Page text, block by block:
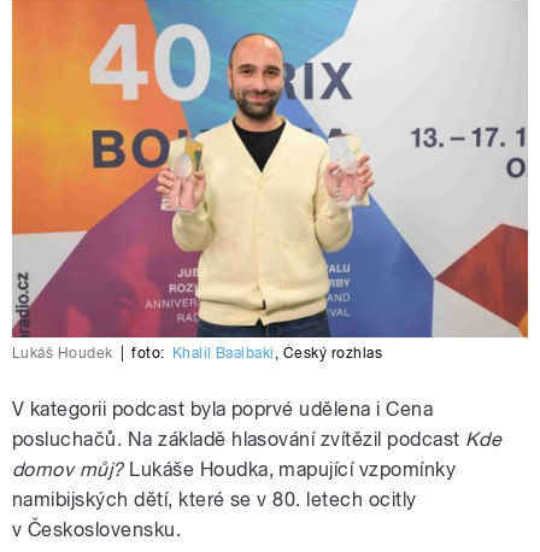
Lukáš Houdek foto: Khalil Baalbaki , Český rozhlas
V kategorii podcast byla poprvé udělena i Cena
posluchačů. Na základě hlasování zvítězil podcast Kde
domov můj?Lukáše Houdka, mapující vzpomínky
namibijských dětí, které se v 80. letech ocitly
v Československu.